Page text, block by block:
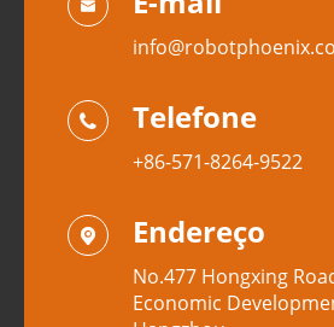

 Telefone
+86-571-8264-9522
 Endereço
No.477 Hongxing
Economic